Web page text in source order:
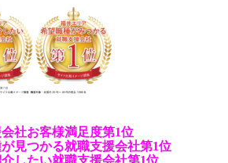
社お客様満足度第1位
見つかる就職支援会社第1位